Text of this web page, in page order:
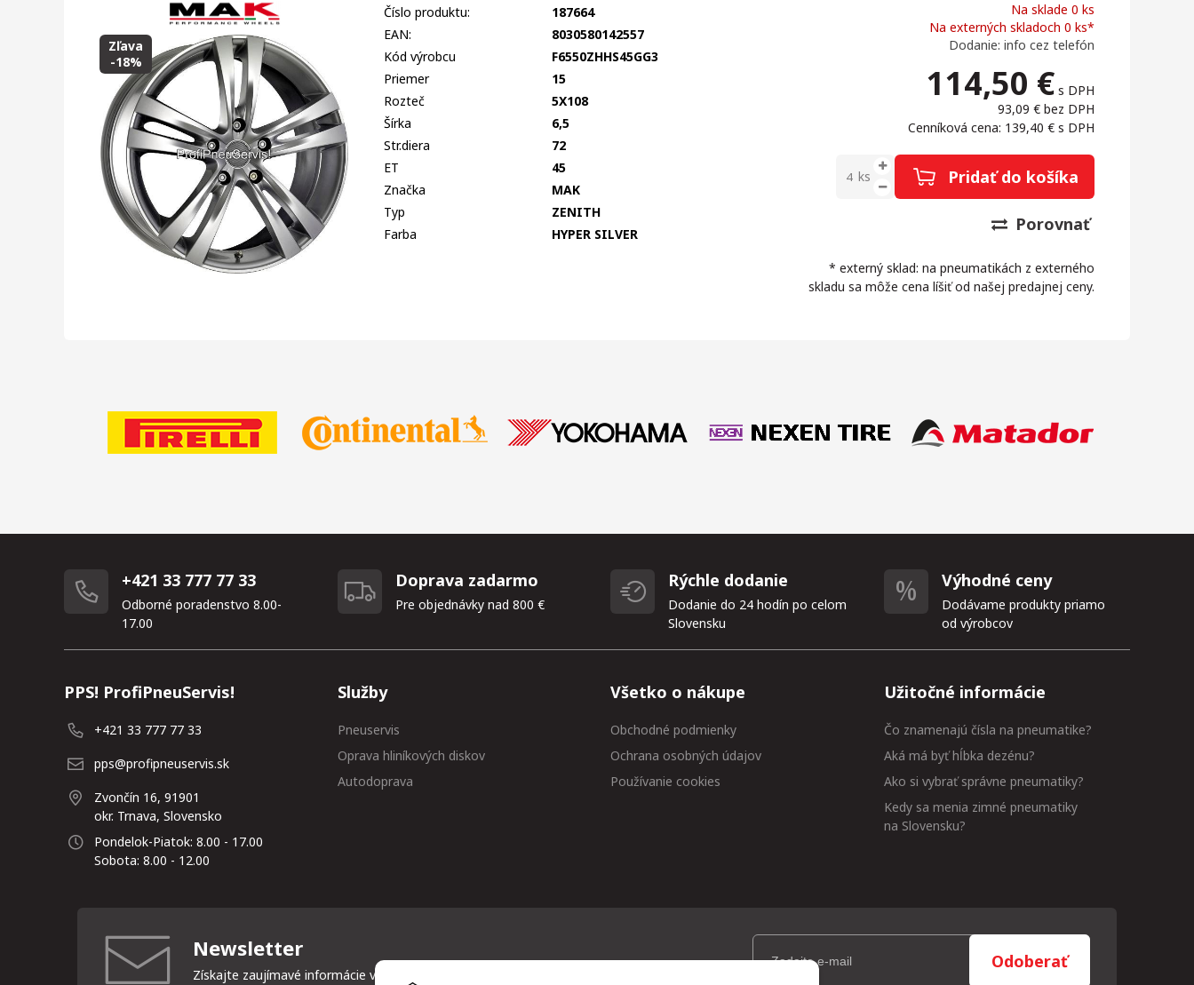
Zľava
-18%
Na sklade 0 ks
Na externých skladoch 0 ks*
Dodanie: info cez telefón
114,50 € s DPH
93,09 € bez DPH
Cenníková cena: 139,40 € s DPH
ks Pridať do košíka
Porovnať
* externý sklad: na pneumatikách z externého
skladu sa môže cena líšiť od našej predajnej ceny.
Číslo produktu:
187664
EAN:
8030580142557
Kód výrobcu
F6550ZHHS45GG3
Priemer
15
Rozteč
5X108
Šírka
6,5
Str.diera
72
ET
45
Značka
MAK
Typ
ZENITH
Farba
HYPER SILVER
+421 33 777 77 33
Odborné poradenstvo 8.00-
17.00
Doprava zadarmo
Pre objednávky nad 800 €
Rýchle dodanie
Dodanie do 24 hodín po celom
Slovensku
Výhodné ceny
Dodávame produkty priamo
od výrobcov
PPS! ProfiPneuServis!
+421 33 777 77 33
pps@profipneuservis.sk
Zvončín 16, 91901
okr. Trnava, Slovensko
Pondelok-Piatok: 8.00 - 17.00
Sobota: 8.00 - 12.00
Služby
Pneuservis
Oprava hliníkových diskov
Autodoprava
Všetko o nákupe
Obchodné podmienky
Ochrana osobných údajov
Používanie cookies
Užitočné informácie
Čo znamenajú čísla na pneumatike?
Aká má byť hĺbka dezénu?
Ako si vybrať správne pneumatiky?
Kedy sa menia zimné pneumatiky
na Slovensku?
Newsletter
Získajte zaujímavé informácie vždy medzi prvými
Odoberať